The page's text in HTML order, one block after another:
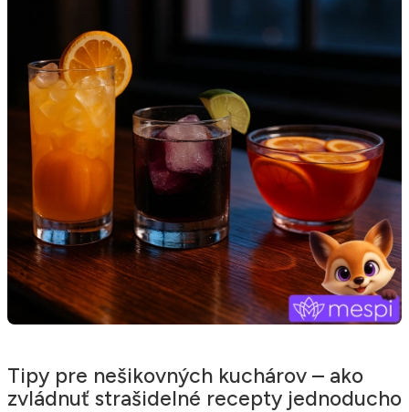
Tipy pre nešikovných kuchárov – ako
zvládnuť strašidelné recepty jednoducho